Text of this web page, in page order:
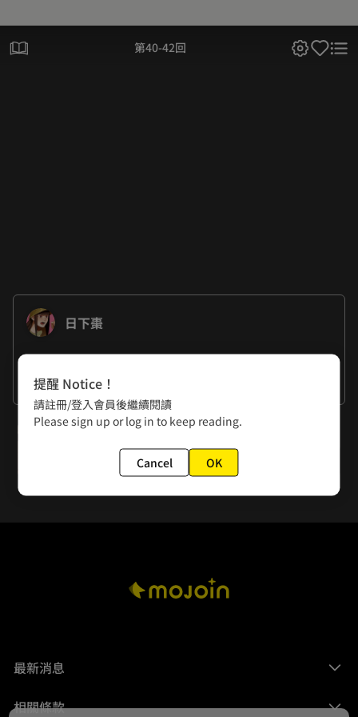
第40-42回
日下棗
看了一部叫『警察小姐』的舞台劇！非常喜歡
下一話
第43-45回
最新消息
相關條款
提醒 Notice！
請註冊/登入會員後繼續閱讀
Please sign up or log in to keep reading.
Cancel OK